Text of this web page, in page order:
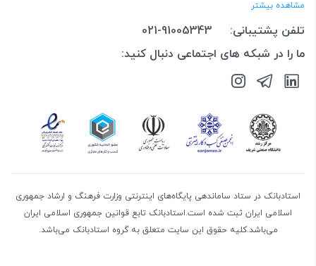
مشاهده بیشتر
تلفن پشتیبانی:
021-91005343
ما را در شبکه های اجتماعی دنبال کنید:
استادبانک در ستاد ساماندهی پایگاه‌های اینترنتی وزارت فرهنگ و ارشاد جمهوری
اسلامی ایران ثبت شده است.استادبانک تابع قوانین جمهوری اسلامی ایران
می‌باشد.کلیه حقوق این سایت متعلق به گروه استادبانک می‌باشد.